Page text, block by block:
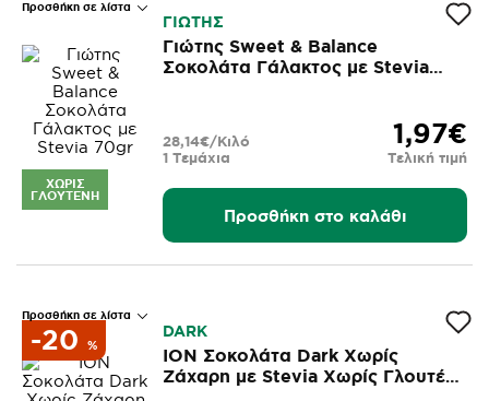
Προσθήκη σε λίστα
ΧΩΡΊΣ
ΓΛΟΥΤΈΝΗ
ΓΙΩΤΗΣ
Γιώτης Sweet & Balance
Σοκολάτα Γάλακτος με Stevia
1,97€
Τελική τιμή
1 Τεμάχια
28,14€/Κιλό
Προσθήκη στο καλάθι
Προσθήκη σε λίστα
-20 %
DARK
ΙΟΝ Σοκολάτα Dark Χωρίς
Ζάχαρη με Stevia Χωρίς Γλουτένη